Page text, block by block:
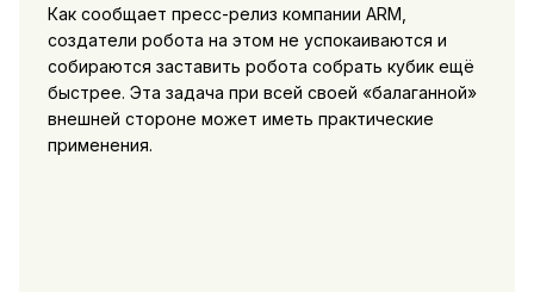
Как сообщает пресс-релиз компании ARM,
создатели робота на этом не успокаиваются и
собираются заставить робота собрать кубик ещё
быстрее. Эта задача при всей своей «балаганной»
внешней стороне может иметь практические
применения.